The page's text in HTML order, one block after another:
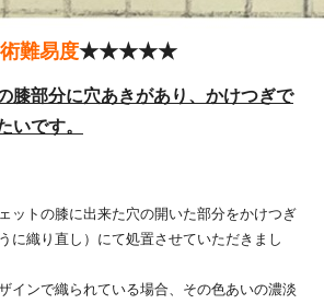
難易度★★★★★
膝部分に穴あきがあり、かけつぎで
です。
ットの膝に出来た穴の開いた部分をかけつぎ
に織り直し）にて処置させていただきまし
インで織られている場合、その色あいの濃淡